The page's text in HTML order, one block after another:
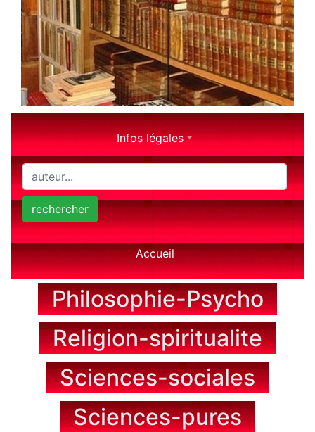
Infos légales
rechercher
Accueil
Philosophie-Psycho
Religion-spiritualite
Sciences-sociales
Sciences-pures